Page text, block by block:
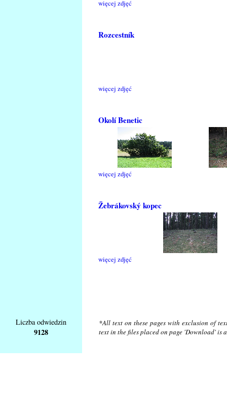
więcej zdjęć
Rozcestník
więcej zdjęć
Okolí Benetic
więcej zdjęć
Žebrákovský kopec
więcej zdjęć
Liczba odwiedzin
9128
*All text on these pages with exclusion of
text in the files placed on page 'Download'